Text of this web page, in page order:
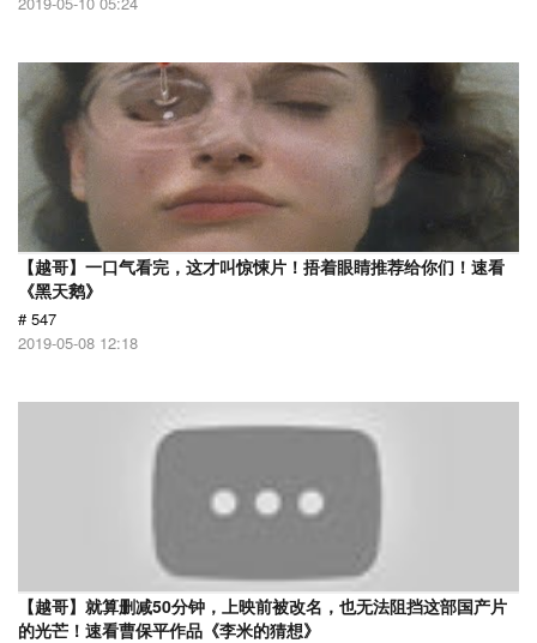
【越哥】一口气看完，这才叫惊悚片！捂着眼睛推荐给你们！速看
《黑天鹅》
# 547
2019-05-08 12:18
【越哥】就算删减50分钟，上映前被改名，也无法阻挡这部国产片
的光芒！速看曹保平作品《李米的猜想》